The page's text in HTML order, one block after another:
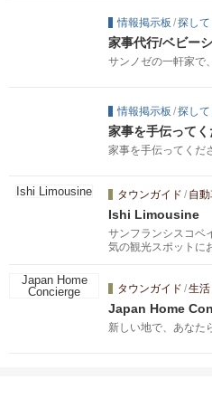
情報掲示板 /探し
家事代行/ベビー
サンノゼの一軒家で
情報掲示板 /探し
家事を手伝ってく
家事を手伝ってくだ
タウンガイド / 自
Ishi Limousine
サンフランシスコベ
気の観光スポットに
タウンガイド /生
Japan Home
新しい地で、あなた